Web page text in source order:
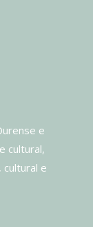
e
cultural,
e